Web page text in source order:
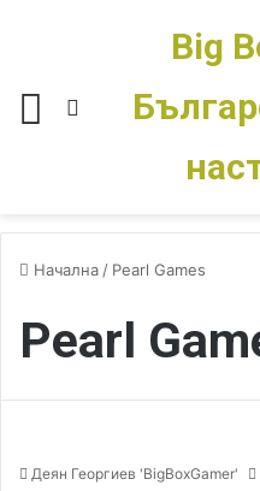
Меню Switch skin
Big
Начална / Pearl Games
Pearl
Деян Георгиев 'BigBoxGamer'